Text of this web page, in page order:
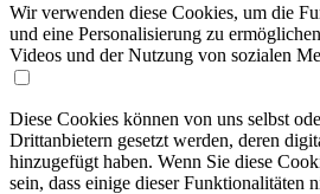
Wir verwenden diese Cookies, um die
und eine Personalisierung zu
Videos und der Nutzung von sozialen
Diese Cookies können von uns selbst
Drittanbietern gesetzt werden, deren
hinzugefügt haben. Wenn Sie diese
sein, dass einige dieser Funktionalitäten